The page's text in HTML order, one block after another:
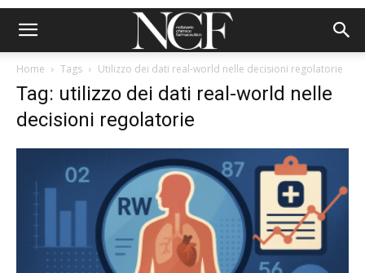
Home Tags Utilizzo dei dati real-world nelle decisioni regolatorie
Tag: utilizzo dei dati real-world nelle
decisioni regolatorie